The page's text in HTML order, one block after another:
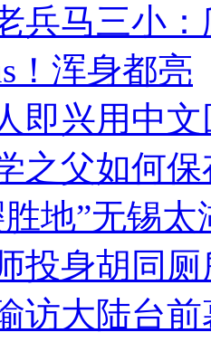
兵马三小
！浑身都亮
即兴用中
之父如何
地”无锡
投身胡同
访大陆台